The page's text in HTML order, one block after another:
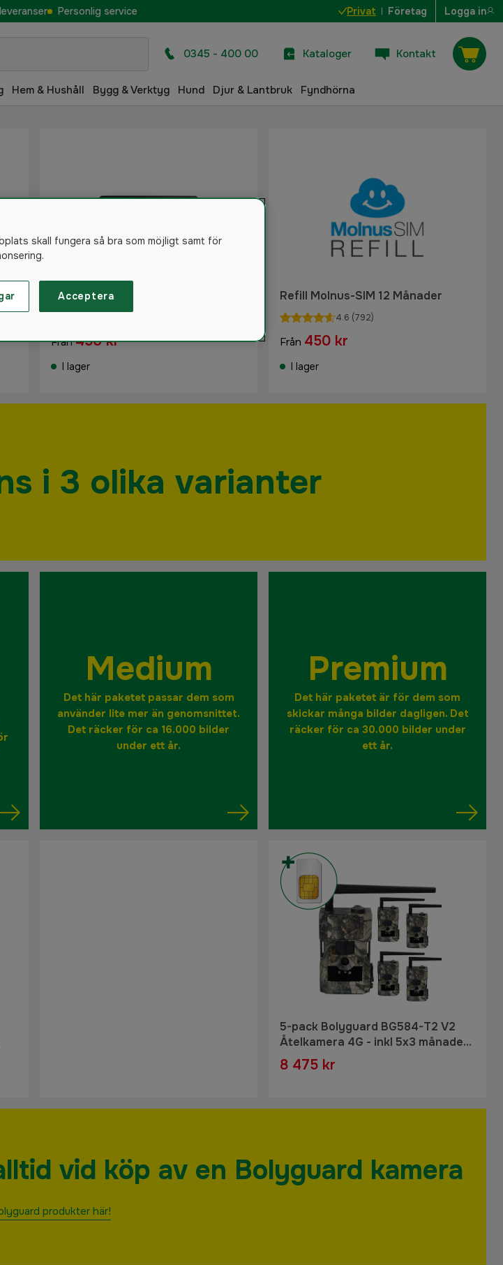
Personlig service Privat Företag Logga in
0345 - 400 00 Kataloger Kontakt
Hem & Hushåll Bygg & Verktyg Hund Djur & Lantbruk Fyndhörna
Molnus-SIM Nyteckning 12
Månader inkl. SIM-kort
Från 450 kr
I lager
Refill Molnus-SIM 12 Månader
4.6 (792)
Från 450 kr
I lager
i 3 olika varianter
Medium
Det här paketet passar dem som
använder lite mer än genomsnittet.
Det räcker för ca 16.000 bilder
under ett år.
Premium
Det här paketet är för dem som
skickar många bilder dagligen. Det
räcker för ca 30.000 bilder under
ett år.
5-pack Bolyguard BG584-T2 V2
Åtelkamera 4G - inkl 5x3 månader
Molnus-SIM
8 475 kr
vid köp av en Bolyguard kamera
produkter här!
skall fungera så bra som möjligt samt för
Acceptera